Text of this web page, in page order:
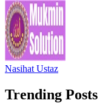
Nasihat Ustaz
Trending Posts